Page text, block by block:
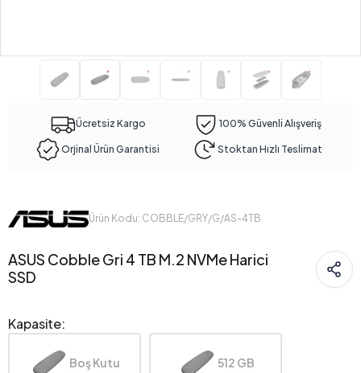
Ücretsiz Kargo 100% Güvenli Alışveriş
Orjinal Ürün Garantisi Stoktan Hızlı Teslimat
Ürün Kodu: COBBLE/GRY/G/AS-4TB
ASUS Cobble Gri 4 TB M.2 NVMe Harici
SSD
Kapasite:
Boş Kutu 512 GB